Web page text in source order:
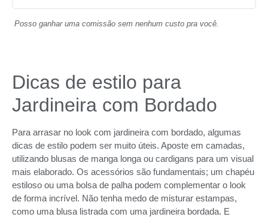
Posso ganhar uma comissão sem nenhum custo pra você.
Dicas de estilo para
Jardineira com Bordado
Para arrasar no look com jardineira com bordado, algumas
dicas de estilo podem ser muito úteis. Aposte em camadas,
utilizando blusas de manga longa ou cardigans para um visual
mais elaborado. Os acessórios são fundamentais; um chapéu
estiloso ou uma bolsa de palha podem complementar o look
de forma incrível. Não tenha medo de misturar estampas,
como uma blusa listrada com uma jardineira bordada. E